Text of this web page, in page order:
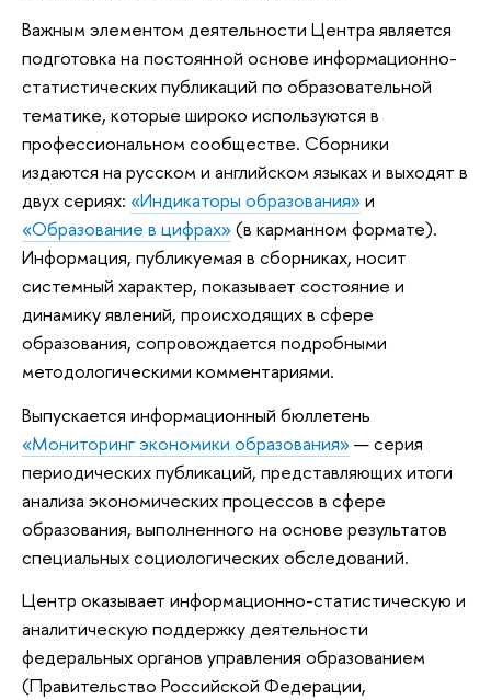
Важным элементом деятельности Центра является
подготовка на постоянной основе информационно-
статистических публикаций по образовательной
тематике, которые широко используются в
профессиональном сообществе. Сборники
издаются на русском и английском языках и выходят в
двух сериях: «Индикаторы образования»и
«Образование в цифрах»(в карманном формате).
Информация, публикуемая в сборниках, носит
системный характер, показывает состояние и
динамику явлений, происходящих в сфере
образования, сопровождается подробными
методологическими комментариями.
Выпускается информационный бюллетень
«Мониторинг экономики образования»— серия
периодических публикаций, представляющих итоги
анализа экономических процессов в сфере
образования, выполненного на основе результатов
специальных социологических обследований.
Центр оказывает информационно-статистическую и
аналитическую поддержку деятельности
федеральных органов управления образованием
(Правительство Российской Федерации,